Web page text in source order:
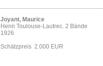
Joyant, Maurice
Henri Toulouse-Lautrec. 2 Bände
1926
Schätzpreis 2.000 EUR